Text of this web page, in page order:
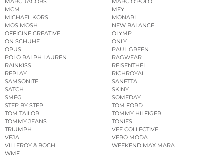
MCM
MEY
MICHAEL KORS
MONARI
MOS MOSH
NEW BALANCE
OFFICINE CREATIVE
OLYMP
ON SCHUHE
ONLY
OPUS
PAUL GREEN
POLO RALPH LAUREN
RAGWEAR
RAINKISS
REISENTHEL
REPLAY
RICHROYAL
SAMSONITE
SANETTA
SATCH
SKINY
SMEG
SOMEDAY
STEP BY STEP
TOM FORD
TOM TAILOR
TOMMY HILFIGER
TOMMY JEANS
TONIES
TRIUMPH
VEE COLLECTIVE
VEJA
VERO MODA
VILLEROY & BOCH
WEEKEND MAX MARA
WMF